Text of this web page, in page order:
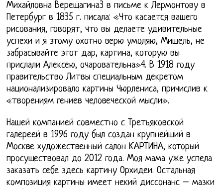
Михайловна Верещагина3 в письме к Лермонтову в
Петербург в 1835 г. писала: «Что касается вашего
рисования, говорят, что вы делаете удивительные
успехи и я этому охотно верю умоляю, Мишель, не
забрасывайте этот дар, картина, которую вы
прислали Алексею, очаровательна»4. В 1918 году
правительство Литвы специальным декретом
национализировало картины Чюрлениса, причислив к
«творениям гениев человеческой мысли».
Нашей компанией совместно с Третьяковской
галереей в 1996 году был создан крупнейший в
Москве художественный салон КАРТИНА, который
просуществовал до 2012 года. Моя мама уже успела
заказать себе здесь картину Орхидеи. Остальная
композиция картины имеет некий диссонанс – мазки